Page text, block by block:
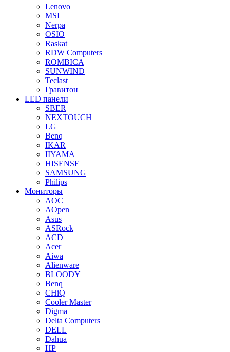
Lenovo
MSI
Nerpa
OSIO
Raskat
RDW Computers
ROMBICA
SUNWIND
Teclast
Гравитон
LED панели
SBER
NEXTOUCH
LG
Benq
IKAR
IIYAMA
HISENSE
SAMSUNG
Philips
Мониторы
AOC
AOpen
Asus
ASRock
ACD
Acer
Aiwa
Alienware
BLOODY
Benq
CHiQ
Cooler Master
Digma
Delta Computers
DELL
Dahua
HP